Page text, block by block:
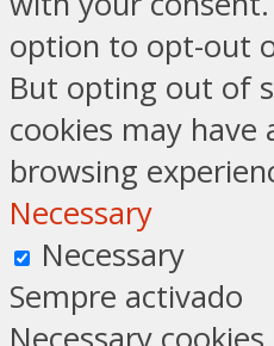
option to opt-out
But opting out of
cookies may
browsing
Necessary
Necessary
Sempre activado